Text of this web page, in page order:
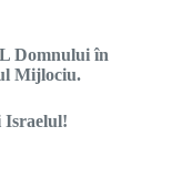
Domnului în
Mijlociu.
Israelul!